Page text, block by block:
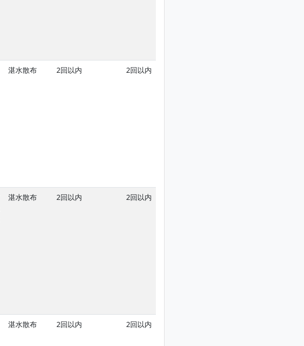
湛水散布 2回以内 2回以内
湛水散布 2回以内 2回以内
湛水散布 2回以内 2回以内